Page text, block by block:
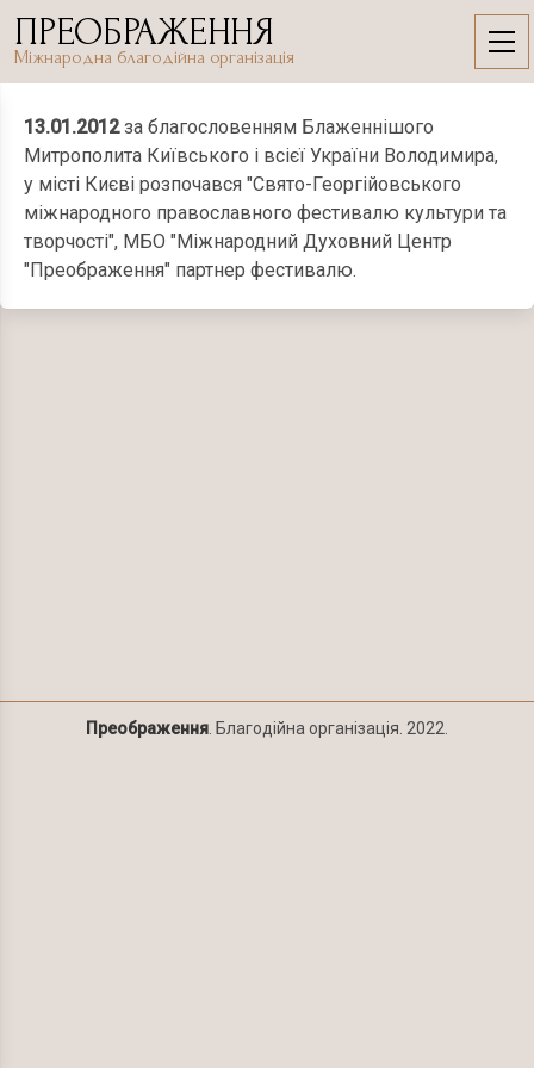
Skip
content
ПРЕОБРАЖЕННЯ
Міжнародна благодійна організація
13.01.2012
13.01.2012за благословенням Блаженнішого
Митрополита Київського і всієї України Володимира,
у місті Києві розпочався "Свято-Георгійовського
міжнародного православного фестивалю культури та
творчості", МБО "Міжнародний Духовний Центр
"Преображення" партнер фестивалю.
Преображення. Благодійна організація. 2022.